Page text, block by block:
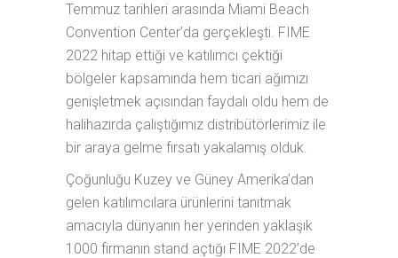
Temmuz tarihleri arasında Miami Beach
Convention Center’da gerçekleşti. FIME
2022 hitap ettiği ve katılımcı çektiği
bölgeler kapsamında hem ticari ağımızı
genişletmek açısından faydalı oldu hem de
halihazırda çalıştığımız distribütörlerimiz ile
bir araya gelme fırsatı yakalamış olduk.
Çoğunluğu Kuzey ve Güney Amerika’dan
gelen katılımcılara ürünlerini tanıtmak
amacıyla dünyanın her yerinden yaklaşık
1000 firmanın stand açtığı FIME 2022’de